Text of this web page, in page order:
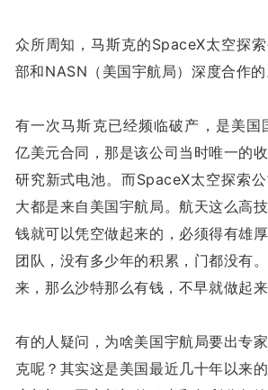
众所周知，马斯克的SpaceX太空探
部和NASN（美国宇航局）深度合作的
有一次马斯克已经频临破产，是美国
亿美元合同，那是该公司当时唯一的
研究新式电池。而SpaceX太空探索
大都是来自美国宇航局。航天这么高
钱就可以凭空做起来的，必须得有雄
团队，没有多少年的积累，门都没有
来，那么沙特那么有钱，不早就做起
有的人疑问，为啥美国宇航局要出专
克呢？其实这是美国最近几十年以来